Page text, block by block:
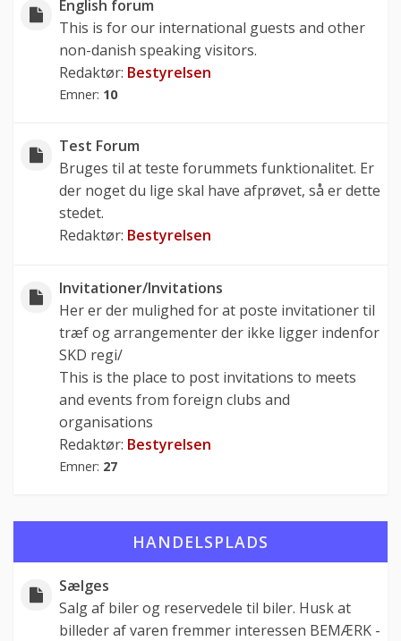
English forum
This is for our international guests and other
non-danish speaking visitors.
Redaktør: Bestyrelsen
Emner: 10
Test Forum
Bruges til at teste forummets funktionalitet. Er
der noget du lige skal have afprøvet, så er dette
stedet.
Redaktør: Bestyrelsen
Invitationer/Invitations
Her er der mulighed for at poste invitationer til
træf og arrangementer der ikke ligger indenfor
SKD regi/
This is the place to post invitations to meets
and events from foreign clubs and
organisations
Redaktør: Bestyrelsen
Emner: 27
HANDELSPLADS
Sælges
Salg af biler og reservedele til biler. Husk at
billeder af varen fremmer interessen BEMÆRK -